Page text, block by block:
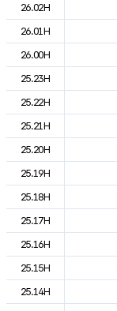
26.02H
26.01H
26.00H
25.23H
25.22H
25.21H
25.20H
25.19H
25.18H
25.17H
25.16H
25.15H
25.14H